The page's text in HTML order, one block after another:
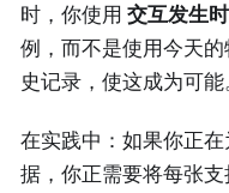
时，你使用 交互发生时
例，而不是使用今天
史记录，使这成为可能
在实践中：如果你正
据，你正需要将每张